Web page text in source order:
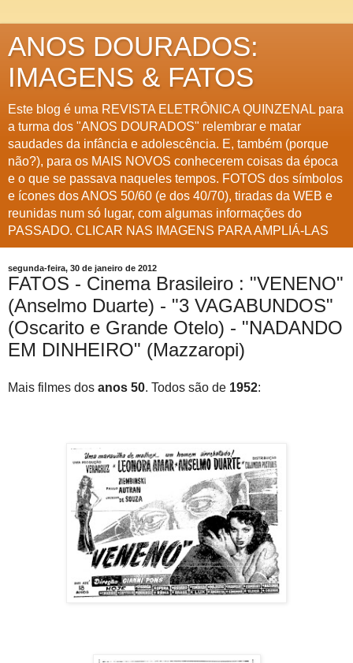
ANOS DOURADOS:
IMAGENS & FATOS
Este blog é uma REVISTA ELETRÔNICA QUINZENAL para
a turma dos "ANOS DOURADOS" relembrar e matar
saudades da infância e adolescência. E, também (porque
não?), para os MAIS NOVOS conhecerem coisas da época
e o que se passava naqueles tempos. FOTOS dos símbolos
e ícones dos ANOS 50/60 (e dos 40/70), tiradas da WEB e
reunidas num só lugar, com algumas informações do
PASSADO. CLICAR NAS IMAGENS PARA AMPLIÁ-LAS
segunda-feira, 30 de janeiro de 2012
FATOS - Cinema Brasileiro : "VENENO"
(Anselmo Duarte) - "3 VAGABUNDOS"
(Oscarito e Grande Otelo) - "NADANDO
EM DINHEIRO" (Mazzaropi)
Mais filmes dos anos 50. Todos são de 1952: